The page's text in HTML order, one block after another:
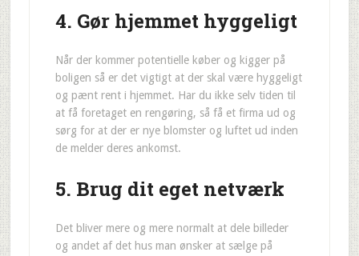
4. Gør hjemmet hyggeligt
Når der kommer potentielle køber og kigger på
boligen så er det vigtigt at der skal være hyggeligt
og pænt rent i hjemmet. Har du ikke selv tiden til
at få foretaget en rengøring, så få et firma ud og
sørg for at der er nye blomster og luftet ud inden
de melder deres ankomst.
5. Brug dit eget netværk
Det bliver mere og mere normalt at dele billeder
og andet af det hus man ønsker at sælge på